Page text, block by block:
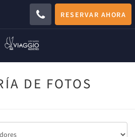
RESERVAR AHORA
DE FOTOS